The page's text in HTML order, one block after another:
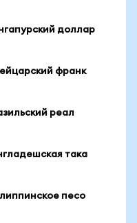
доллар
франк
реал
така
песо